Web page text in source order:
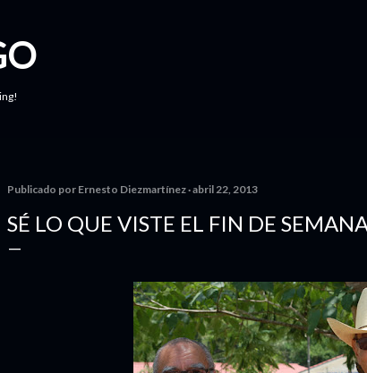
Publicado por Ernesto Diezmartínez abril 22, 2013
SÉ LO QUE VISTE EL FIN DE